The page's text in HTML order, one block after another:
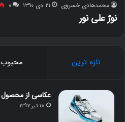
محمدهادی خسروی ۲۱ دی ۱۳۹۰ ۰
نورٌ علی نور
تازه ترین محبوب
عکاسی از محصول
۱۸ تیر ۱۳۹۷